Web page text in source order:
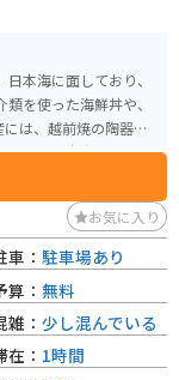
本海に面しており、
は、越前焼の陶器
には、広い駐車場や休
ができます。 周辺
ットがたくさんあり
ットにも行くことがで
お気に入り
車： 駐車場あり
算： 無料
雑： 少し混んでいる
在： 1時間